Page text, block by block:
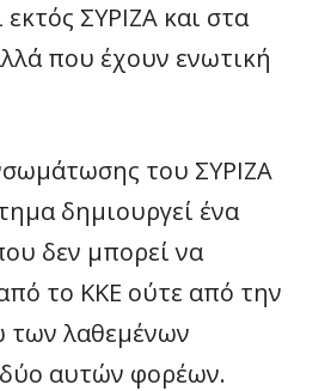
ΣΥΡΙΖΑ και στα
που έχουν ενωτική
του ΣΥΡΙΖΑ
δημιουργεί ένα
δεν μπορεί να
το ΚΚΕ ούτε από την
λαθεμένων
αυτών φορέων.